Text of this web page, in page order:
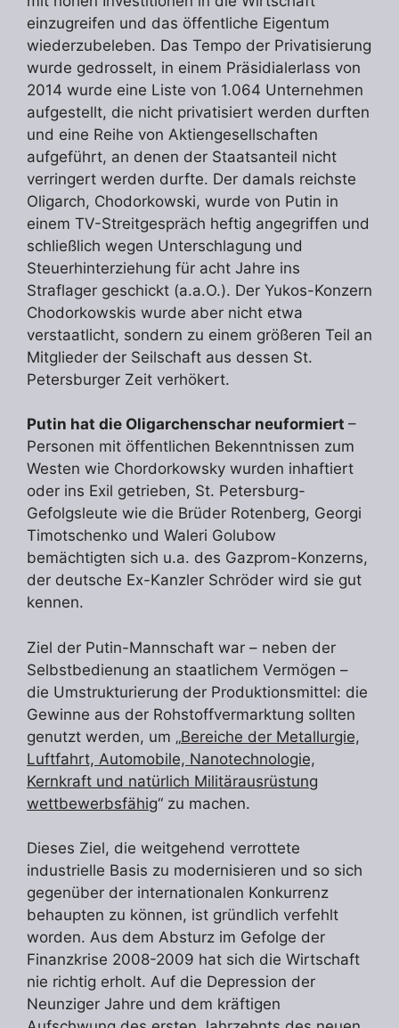
einzugreifen und das öffentliche Eigentum
wiederzubeleben. Das Tempo der Privatisierung
wurde gedrosselt, in einem Präsidialerlass von
2014 wurde eine Liste von 1.064 Unternehmen
aufgestellt, die nicht privatisiert werden durften
und eine Reihe von Aktiengesellschaften
aufgeführt, an denen der Staatsanteil nicht
verringert werden durfte. Der damals reichste
Oligarch, Chodorkowski, wurde von Putin in
einem TV-Streitgespräch heftig angegriffen und
schließlich wegen Unterschlagung und
Steuerhinterziehung für acht Jahre ins
Straflager geschickt (a.a.O.). Der Yukos-Konzern
Chodorkowskis wurde aber nicht etwa
verstaatlicht, sondern zu einem größeren Teil an
Mitglieder der Seilschaft aus dessen St.
Petersburger Zeit verhökert.
Putin hat die Oligarchenschar neuformiert –
Personen mit öffentlichen Bekenntnissen zum
Westen wie Chordorkowsky wurden inhaftiert
oder ins Exil getrieben, St. Petersburg-
Gefolgsleute wie die Brüder Rotenberg, Georgi
Timotschenko und Waleri Golubow
bemächtigten sich u.a. des Gazprom-Konzerns,
der deutsche Ex-Kanzler Schröder wird sie gut
kennen.
Ziel der Putin-Mannschaft war – neben der
Selbstbedienung an staatlichem Vermögen –
die Umstrukturierung der Produktionsmittel: die
Gewinne aus der Rohstoffvermarktung sollten
genutzt werden, um „Bereiche der Metallurgie,
Luftfahrt, Automobile, Nanotechnologie,
Kernkraft und natürlich Militärausrüstung
wettbewerbsfähig“ zu machen.
Dieses Ziel, die weitgehend verrottete
industrielle Basis zu modernisieren und so sich
gegenüber der internationalen Konkurrenz
behaupten zu können, ist gründlich verfehlt
worden. Aus dem Absturz im Gefolge der
Finanzkrise 2008-2009 hat sich die Wirtschaft
nie richtig erholt. Auf die Depression der
Neunziger Jahre und dem kräftigen